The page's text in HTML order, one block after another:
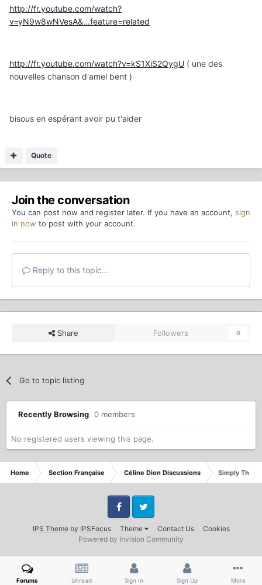
http://fr.youtube.com/watch?
v=yN9w8wNVesA&...feature=related
http://fr.youtube.com/watch?v=kS1XiS2QygU ( une des
nouvelles chanson d'amel bent )
bisous en espérant avoir pu t'aider
Quote
Join the conversation
You can post now and register later. If you have an account, sign
in now to post with your account.
Reply to this topic...
Share Followers 0
Go to topic listing
Recently Browsing 0 members
No registered users viewing this page.
Home Section Française Céline Dion Discussions Simply The
IPS Themeby IPSFocus Theme Contact Us Cookies
FacebookTwitter
Powered by Invision Community
Forums Unread Sign In Sign Up More